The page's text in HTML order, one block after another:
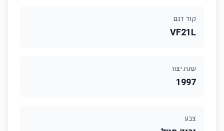
קוד דגם
VF21L
שנת יצור
1997
צבע